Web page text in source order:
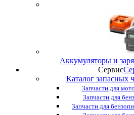
Аккумуляторы и
Сервис
Каталог запасных
Запчасти для
Запчасти для
Запчасти для